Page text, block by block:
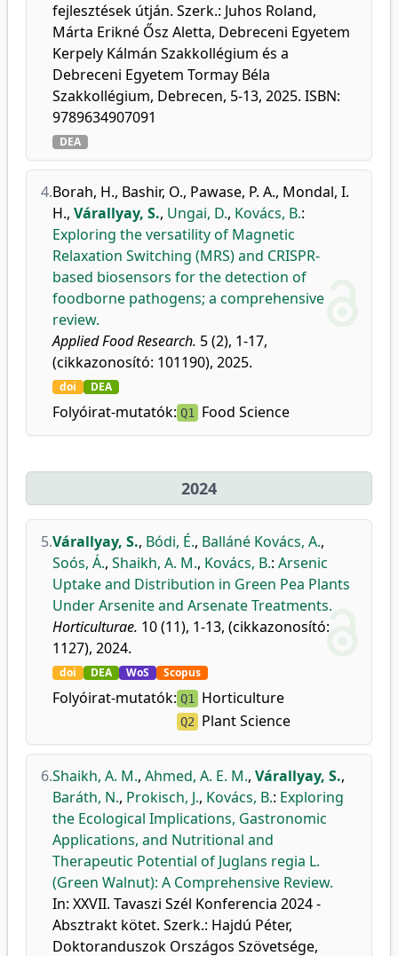
fejlesztések útján. Szerk.: Juhos Roland,
Márta Erikné Ősz Aletta, Debreceni Egyetem
Kerpely Kálmán Szakkollégium és a
Debreceni Egyetem Tormay Béla
Szakkollégium, Debrecen, 5-13, 2025. ISBN:
9789634907091
DEA
4.Borah, H., Bashir, O., Pawase, P. A., Mondal, I.
H., Várallyay, S., Ungai, D., Kovács, B.:
Exploring the versatility of Magnetic
Relaxation Switching (MRS) and CRISPR-
based biosensors for the detection of
foodborne pathogens; a comprehensive
review.
Applied Food Research. 5 (2), 1-17,
(cikkazonosító: 101190), 2025.
doi DEA
Folyóirat-mutatók: Q1 Food Science
2024
5.Várallyay, S., Bódi, É., Balláné Kovács, A.,
Soós, Á., Shaikh, A. M., Kovács, B.: Arsenic
Uptake and Distribution in Green Pea Plants
Under Arsenite and Arsenate Treatments.
Horticulturae. 10 (11), 1-13, (cikkazonosító:
1127), 2024.
doi DEA WoS Scopus
Folyóirat-mutatók: Q1 Horticulture
Q2 Plant Science
6.Shaikh, A. M., Ahmed, A. E. M., Várallyay, S.,
Baráth, N., Prokisch, J., Kovács, B.: Exploring
the Ecological Implications, Gastronomic
Applications, and Nutritional and
Therapeutic Potential of Juglans regia L.
(Green Walnut): A Comprehensive Review.
In: XXVII. Tavaszi Szél Konferencia 2024 -
Absztrakt kötet. Szerk.: Hajdú Péter,
Doktoranduszok Országos Szövetsége,